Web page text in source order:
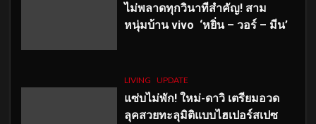
ไม่พลาดทุกวินาทีสำคัญ! สาม
หนุ่มบ้าน vivo ‘หยิ่น – วอร์ – มีน’
LIVING UPDATE
แซ่บไม่พัก! ใหม่-ดาวิ เตรียมอวด
ลุคสวยทะลุมิติแบบไฮเปอร์สเปซ